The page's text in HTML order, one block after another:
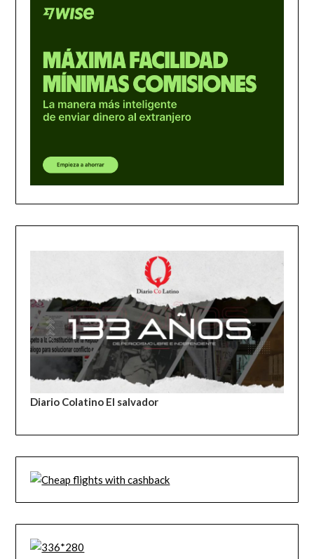
Diario Colatino El salvador